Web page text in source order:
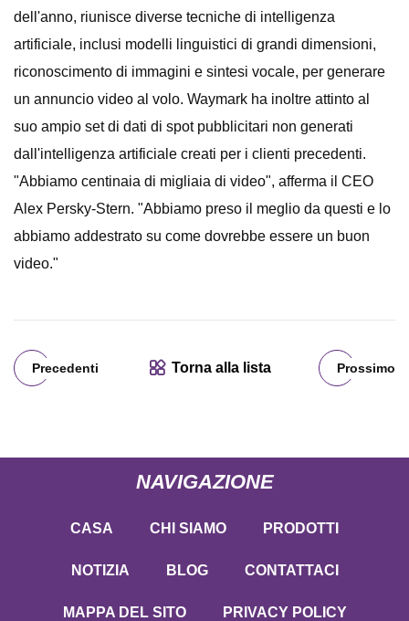
dell'anno, riunisce diverse tecniche di intelligenza
artificiale, inclusi modelli linguistici di grandi dimensioni,
riconoscimento di immagini e sintesi vocale, per generare
un annuncio video al volo. Waymark ha inoltre attinto al
suo ampio set di dati di spot pubblicitari non generati
dall'intelligenza artificiale creati per i clienti precedenti.
"Abbiamo centinaia di migliaia di video", afferma il CEO
Alex Persky-Stern. "Abbiamo preso il meglio da questi e lo
abbiamo addestrato su come dovrebbe essere un buon
video."
Precedenti Torna alla lista Prossimo
NAVIGAZIONE
CASA CHI SIAMO PRODOTTI
NOTIZIA BLOG CONTATTACI
MAPPA DEL SITO PRIVACY POLICY